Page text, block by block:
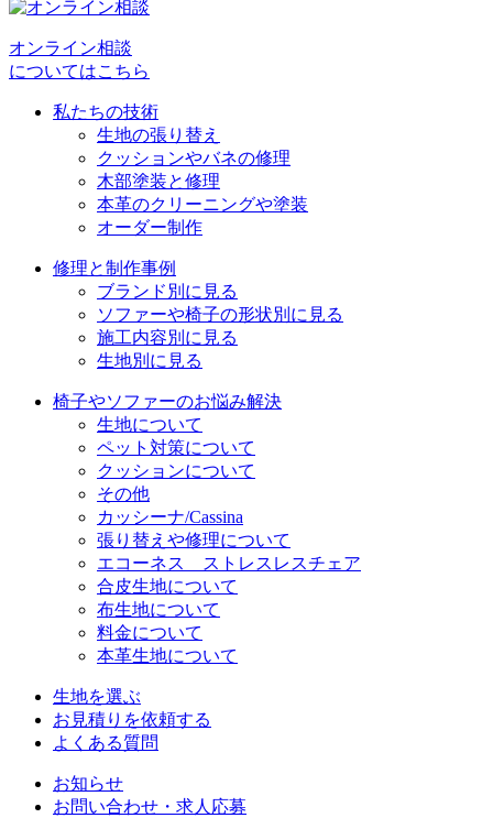
ー
シ
ョ
オンライン相談
についてはこちら
私たちの技術
生地の張り替え
クッションやバネの修理
木部塗装と修理
本革のクリーニングや塗装
オーダー制作
修理と制作事例
ブランド別に見る
ソファーや椅子の形状別に見る
施工内容別に見る
生地別に見る
椅子やソファーのお悩み解決
生地について
ペット対策について
クッションについて
その他
カッシーナ/Cassina
張り替えや修理について
エコーネス ストレスレスチェア
合皮生地について
布生地について
料金について
本革生地について
生地を選ぶ
お見積りを依頼する
よくある質問
お知らせ
お問い合わせ・求人応募